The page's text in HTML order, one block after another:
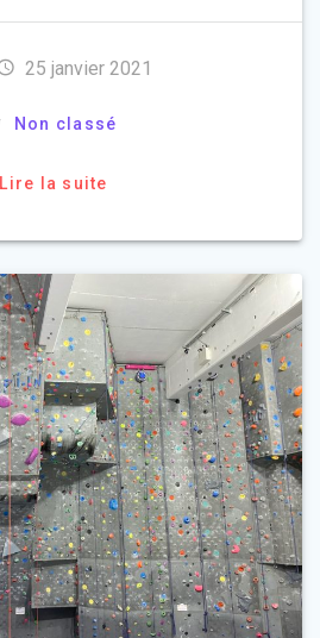
25 janvier 2021
Non classé
Lire la suite